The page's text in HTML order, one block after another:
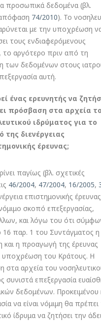
προσωπικά δεδομένα (βλ.
74/2010). Το
με την υποχρέωση
τους ενδιαφερόμενους
το αργότερο πριν από τη
των δεδομένων στους
αυτή.
ένας ερευνητής να
πρόσβαση στα αρχεία
ιδρύματος για το
της διενέργειας
έρευνας;
παγίως (βλ. σχετικές
46/2004, 47/2004, 16/2005,
επιστημονικής έρευνας
σκοπό επεξεργασίας,
και λόγω του ότι
16 παρ. 1 του Συντάγματος η
και η προαγωγή της έρευνας
υποχρέωση του Κράτους. Η
στα αρχεία του
συνιστά επεξεργασία
δεδομένων. Προκειμένου
να είναι νόμιμη θα πρέπει
ίδρυμα να ζητήσει την